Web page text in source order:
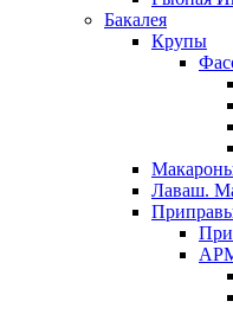
Бакалея
Крупы
Лаваш.